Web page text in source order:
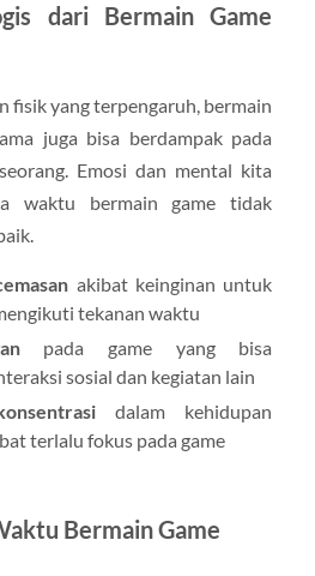
dari Bermain Game
fisik yang terpengaruh, bermain
juga bisa berdampak pada
Emosi dan mental kita
waktu bermain game tidak
akibat keinginan untuk
tekanan waktu
pada game yang bisa
sosial dan kegiatan lain
dalam kehidupan
terlalu fokus pada game
Bermain Game